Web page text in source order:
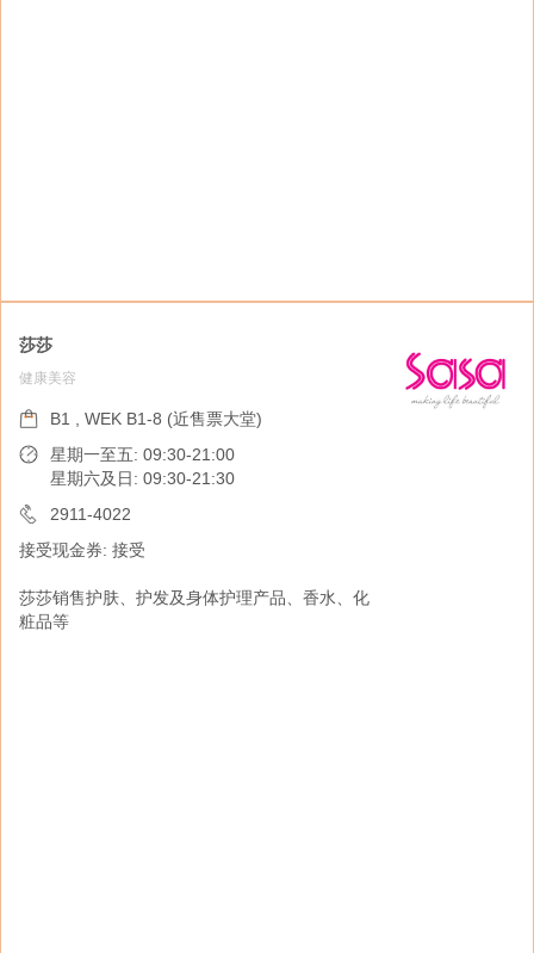
星巴克
餐饮
B1 , WEK B1-7 (近售票大堂)
07:00-20:00
2726-1622
接受现金券: 接受
星巴克致力让您在舒适环境下享受独特的星巴克
体验。
莎莎
健康美容
B1 , WEK B1-8 (近售票大堂)
星期一至五: 09:30-21:00
星期六及日: 09:30-21:30
2911-4022
接受现金券: 接受
莎莎销售护肤、护发及身体护理产品、香水、化
粧品等